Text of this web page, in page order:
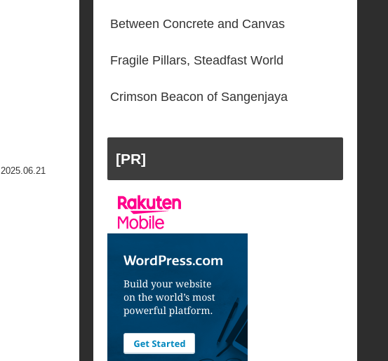
2025.06.21
Between Concrete and Canvas
Fragile Pillars, Steadfast World
Crimson Beacon of Sangenjaya
[PR]